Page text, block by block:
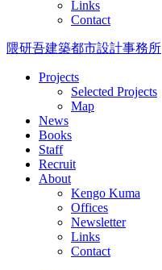
Links
Contact
隈研吾建築都市設計事務所
Projects
Selected Projects
Map
News
Books
Staff
Recruit
About
Kengo Kuma
Offices
Newsletter
Links
Contact